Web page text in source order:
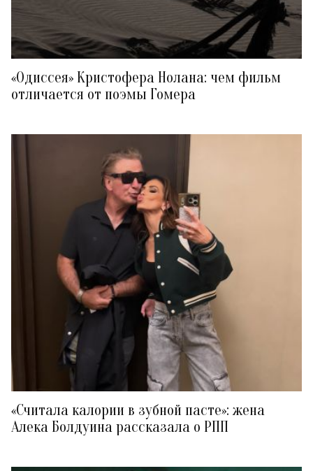
«Одиссея» Кристофера Нолана: чем фильм
отличается от поэмы Гомера
«Считала калории в зубной пасте»: жена
Алека Болдуина рассказала о РПП